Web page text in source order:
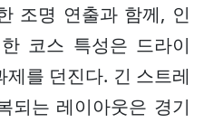
조명 연출과 함께, 인
코스 특성은 드라이
를 던진다. 긴 스트레
되는 레이아웃은 경기